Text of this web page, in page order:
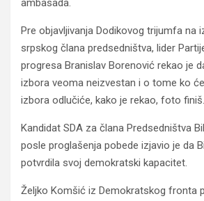
ambasada.
Pre objavljivanja Dodikovog trijumfa na
srpskog člana predsedništva, lider
progresa Branislav Borenović rekao je
izbora veoma neizvestan i o tome ko
izbora odlučiće, kako je rekao, foto finiš.
Kandidat SDA za člana Predsedništva
posle proglašenja pobede izjavio je da
potvrdila svoj demokratski kapacitet.
Željko Komšić iz Demokratskog fronta